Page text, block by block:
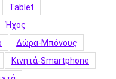
Tablet
Ήχος
Δώρα-Μπόνους
Κινητά-Smartphone